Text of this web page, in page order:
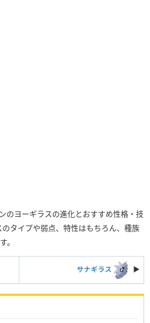
のヨーギラスの進化とおすすめ性格・技
タイプや弱点、特性はもちろん、種族
。
サナギラス ▶︎